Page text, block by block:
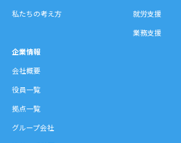
私たちの考え方
就労支援
業務支援
企業情報
会社概要
役員一覧
拠点一覧
グループ会社